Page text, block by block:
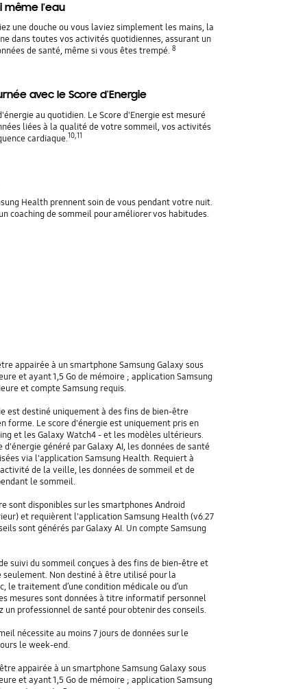
même l'eau
une douche ou vous laviez simplement les mains, la
dans toutes vos activités quotidiennes, assurant un
de santé, même si vous êtes trempé. 8
avec le Score d'Energie
au quotidien. Le Score d'Energie est mesuré
liées à la qualité de votre sommeil, vos activités
cardiaque.10, 11
Health prennent soin de vous pendant votre nuit.
coaching de sommeil pour améliorer vos habitudes.
appairée à un smartphone Samsung Galaxy sous
et ayant 1,5 Go de mémoire ; application Samsung
et compte Samsung requis.
est destiné uniquement à des fins de bien-être
forme. Le score d'énergie est uniquement pris en
et les Galaxy Watch4 - et les modèles ultérieurs.
d'énergie généré par Galaxy AI, les données de santé
via l'application Samsung Health. Requiert à
de la veille, les données de sommeil et de
le sommeil.
sont disponibles sur les smartphones Android
et requièrent l'application Samsung Health (v6.27
sont générés par Galaxy AI. Un compte Samsung
suivi du sommeil conçues à des fins de bien-être et
Non destiné à être utilisé pour la
le traitement d’une condition médicale ou d’un
mesures sont données à titre informatif personnel
un professionnel de santé pour obtenir des conseils.
nécessite au moins 7 jours de données sur le
le week-end.
appairée à un smartphone Samsung Galaxy sous
et ayant 1,5 Go de mémoire ; application Samsung